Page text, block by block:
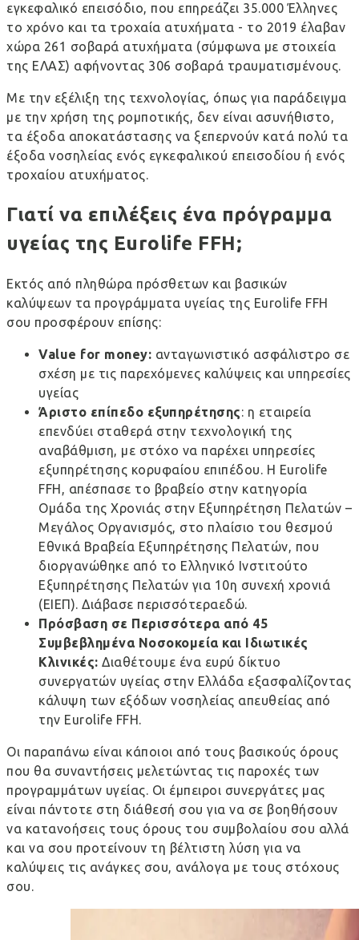
εγκεφαλικό επεισόδιο, που επηρεάζει 35.000 Έλληνες
το χρόνο και τα τροχαία ατυχήματα - το 2019 έλαβαν
χώρα 261 σοβαρά ατυχήματα (σύμφωνα με στοιχεία
της ΕΛΑΣ) αφήνοντας 306 σοβαρά τραυματισμένους.
Με την εξέλιξη της τεχνολογίας, όπως για παράδειγμα
με την χρήση της ρομποτικής, δεν είναι ασυνήθιστο,
τα έξοδα αποκατάστασης να ξεπερνούν κατά πολύ τα
έξοδα νοσηλείας ενός εγκεφαλικού επεισοδίου ή ενός
τροχαίου ατυχήματος.
Γιατί να επιλέξεις ένα πρόγραμμα
υγείας της Eurolife FFH;
Εκτός από πληθώρα πρόσθετων και βασικών
καλύψεων τα προγράμματα υγείας της Eurolife FFH
σου προσφέρουν επίσης:
Value for money: ανταγωνιστικό ασφάλιστρο σε
σχέση με τις παρεχόμενες καλύψεις και υπηρεσίες
υγείας
Άριστο επίπεδο εξυπηρέτησης: η εταιρεία
επενδύει σταθερά στην τεχνολογική της
αναβάθμιση, με στόχο να παρέχει υπηρεσίες
εξυπηρέτησης κορυφαίου επιπέδου. Η Eurolife
FFH, απέσπασε το βραβείο στην κατηγορία
Ομάδα της Χρονιάς στην Εξυπηρέτηση Πελατών –
Μεγάλος Οργανισμός, στο πλαίσιο του θεσμού
Εθνικά Βραβεία Εξυπηρέτησης Πελατών, που
διοργανώθηκε από το Ελληνικό Ινστιτούτο
Εξυπηρέτησης Πελατών για 10η συνεχή χρονιά
(ΕΙΕΠ). Διάβασε περισσότεραεδώ.
Πρόσβαση σε Περισσότερα από 45
Συμβεβλημένα Νοσοκομεία και Ιδιωτικές
Κλινικές: Διαθέτουμε ένα ευρύ δίκτυο
συνεργατών υγείας στην Ελλάδα εξασφαλίζοντας
κάλυψη των εξόδων νοσηλείας απευθείας από
την Eurolife FFH.
Οι παραπάνω είναι κάποιοι από τους βασικούς όρους
που θα συναντήσεις μελετώντας τις παροχές των
προγραμμάτων υγείας. Οι έμπειροι συνεργάτες μας
είναι πάντοτε στη διάθεσή σου για να σε βοηθήσουν
να κατανοήσεις τους όρους του συμβολαίου σου αλλά
και να σου προτείνουν τη βέλτιστη λύση για να
καλύψεις τις ανάγκες σου, ανάλογα με τους στόχους
σου.